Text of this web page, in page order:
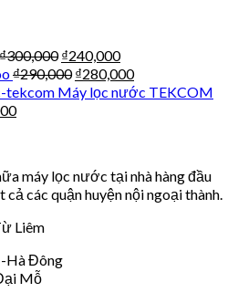
₫300,000 ₫240,000
₫290,000 ₫280,000
Máy lọc nước TEKCOM
máy lọc nước tại nhà hàng đầu
các quận huyện nội ngoại thành.
Liêm
-Hà Đông
Mỗ